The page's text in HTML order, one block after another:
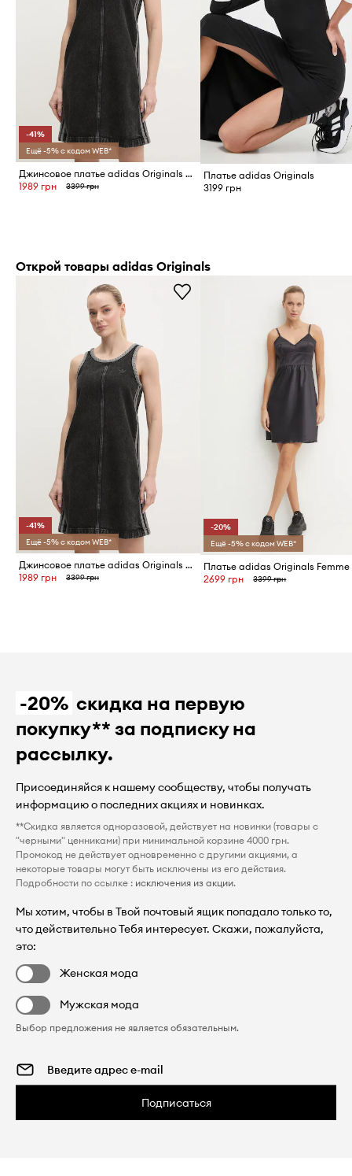
-41%
Ещё -5% с кодом WEB*
Джинсовое платье adidas Originals DENIM 3S DRESS
1989 грн
3399 грн
Платье adidas Originals
3199 грн
Открой товары adidas Originals
-41%
Ещё -5% с кодом WEB*
Джинсовое платье adidas Originals DENIM 3S DRESS
1989 грн
3399 грн
-20%
Ещё -5% с кодом WEB*
2699 грн 3399 грн
-20% скидка на первую
покупку** за подписку на
рассылку.
Присоединяйся к нашему сообществу, чтобы получать
информацию о последних акциях и новинках.
**Скидка является одноразовой, действует на новинки (товары с
"черными" ценниками) при минимальной корзине 4000 грн.
Промокод не действует одновременно с другими акциями, а
некоторые товары могут быть исключены из его действия.
Подробности по ссылке : исключения из акции.
Мы хотим, чтобы в Твой почтовый ящик попадало только то,
что действительно Тебя интересует. Скажи, пожалуйста,
это:
Женская мода
Мужская мода
Выбор предложения не является обязательным.
Подписаться